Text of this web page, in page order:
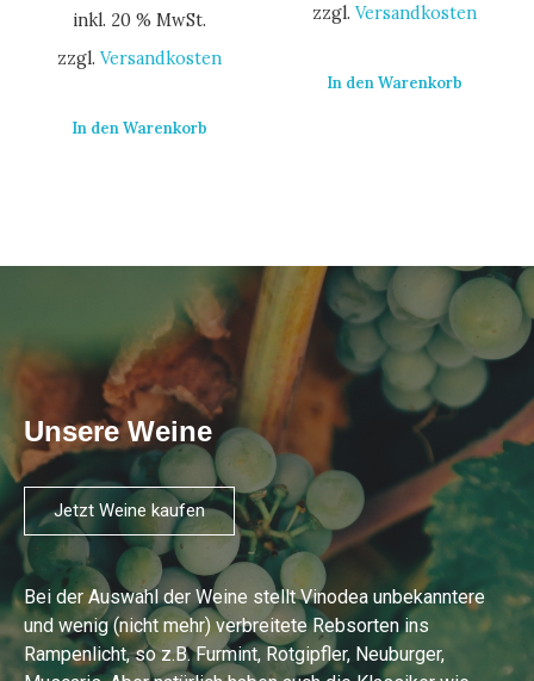
inkl. 20 % MwSt.
zzgl. Versandkosten
In den Warenkorb
zzgl. Versandkosten
In den Warenkorb
Unsere Weine
Jetzt Weine kaufen
Bei der Auswahl der Weine stellt Vinodea unbekanntere
und wenig (nicht mehr) verbreitete Rebsorten ins
Rampenlicht, so z.B. Furmint, Rotgipfler, Neuburger,